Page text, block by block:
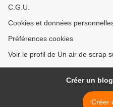
C.G.U.
Cookies et données
Préférences cookies
Voir le profil de Un air de scrap
Créer un
Créer